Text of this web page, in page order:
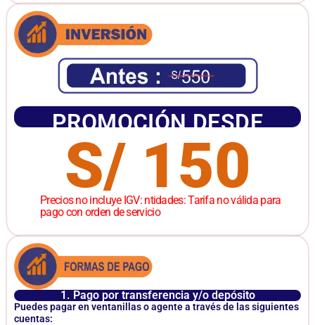
PROMOCIÓN DESDE
S/ 150
Precios no incluye IGV: ntidades: Tarifa no válida para
pago con orden de servicio
1. Pago por transferencia y/o depósito
Puedes pagar en ventanillas o agente a través de las siguientes
cuentas: